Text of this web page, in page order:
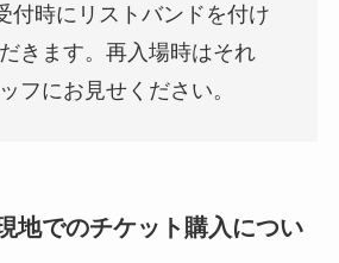
付時にリストバンドを付け
きます。再入場時はそれ
フにお見せください。
地でのチケット購入につい